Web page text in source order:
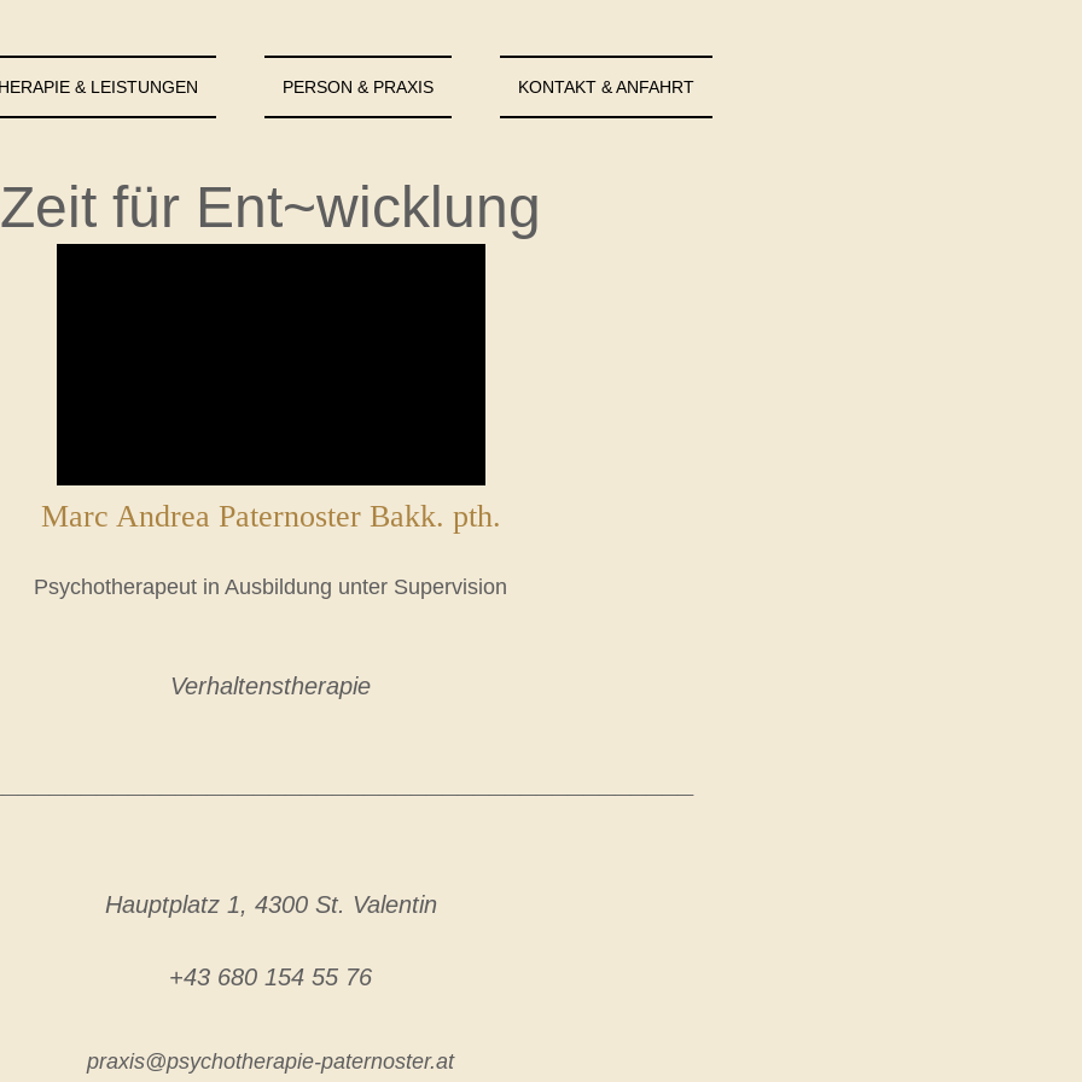
& LEISTUNGEN PERSON & PRAXIS KONTAKT & ANFAHRT
Zeit für Ent~wicklung
Marc Andrea Paternoster Bakk. pth.
Psychotherapeut in Ausbildung unter Supervision
Verhaltenstherapie
Hauptplatz 1, 4300 St. Valentin
+43 680 154 55 76
praxis@psychotherapie-paternoster.at